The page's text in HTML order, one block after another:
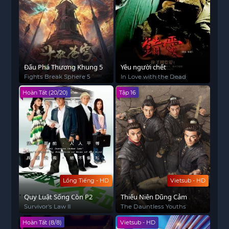
Đấu Phá Thương Khung 5
Fights Break Sphere 5
Yêu người chết
In Love with the Dead
Lồng Tiếng - HD
Hoàn Tất (20/20)
Quy Luật Sống Còn P2
Survivor's Law II
Vietsub - HD
Tập 16
Thiếu Niên Dũng Cảm
The Dauntless Youths
Hoàn Tất (8/8) Vietsub - HD